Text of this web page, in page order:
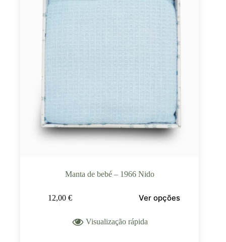
Manta de bebé – 1966 Nido
12,00 € Ver opções
Visualização rápida